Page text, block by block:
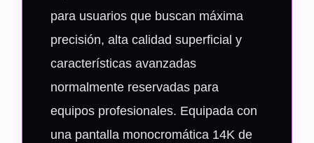
para usuarios que buscan máxima
precisión, alta calidad superficial y
características avanzadas
normalmente reservadas para
equipos profesionales. Equipada con
una pantalla monocromática 14K de